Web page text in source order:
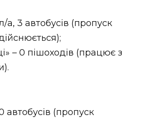
а, 3 автобусів (пропуск
– 0 пішоходів (працює з
автобусів (пропуск